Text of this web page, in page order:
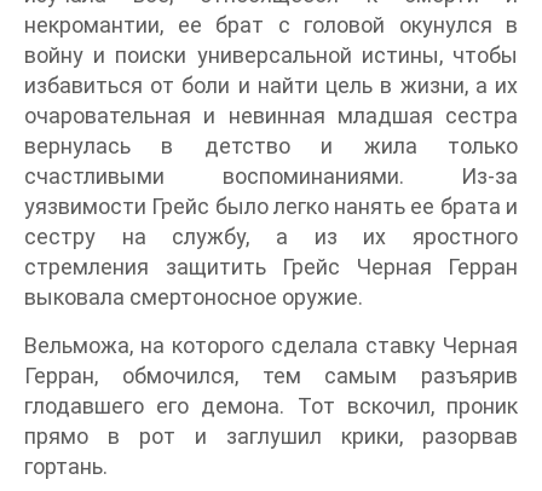
некромантии, ее брат с головой окунулся в
войну и поиски универсальной истины, чтобы
избавиться от боли и найти цель в жизни, а их
очаровательная и невинная младшая сестра
вернулась в детство и жила только
счастливыми воспоминаниями. Из-за
уязвимости Грейс было легко нанять ее брата и
сестру на службу, а из их яростного
стремления защитить Грейс Черная Герран
выковала смертоносное оружие.
Вельможа, на которого сделала ставку Черная
Герран, обмочился, тем самым разъярив
глодавшего его демона. Тот вскочил, проник
прямо в рот и заглушил крики, разорвав
гортань.